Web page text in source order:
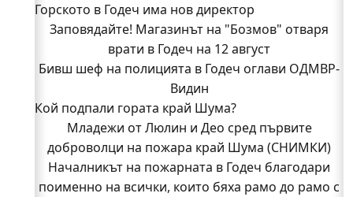
Горското в Годеч има нов директор
Заповядайте! Магазинът на "Бозмов" отваря
врати в Годеч на 12 август
Бивш шеф на полицията в Годеч оглави ОДМВР-
Видин
Кой подпали гората край Шума?
Младежи от Люлин и Део сред първите
доброволци на пожара край Шума (СНИМКИ)
Началникът на пожарната в Годеч благодари
поименно на всички, които бяха рамо до рамо с